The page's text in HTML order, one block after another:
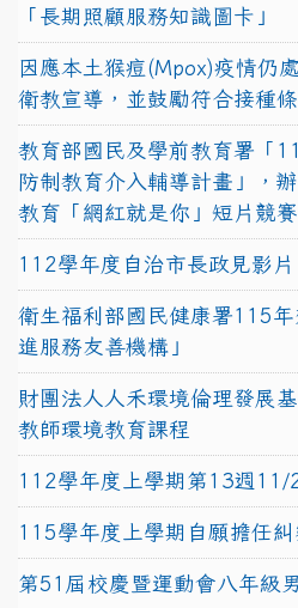
「長期照顧服務知識圖卡」
因應本土猴痘(Mpox)疫情仍
衛教宣導，並鼓勵符合接種
教育部國民及學前教育署「
防制教育介入輔導計畫」，
教育「網紅就是你」短片競
112學年度自治市長政見影片
衛生福利部國民健康署115
進服務友善機構」
財團法人人禾環境倫理發展
教師環境教育課程
112學年度上學期第13週
115學年度上學期自願擔任
第51屆校慶暨運動會八年級